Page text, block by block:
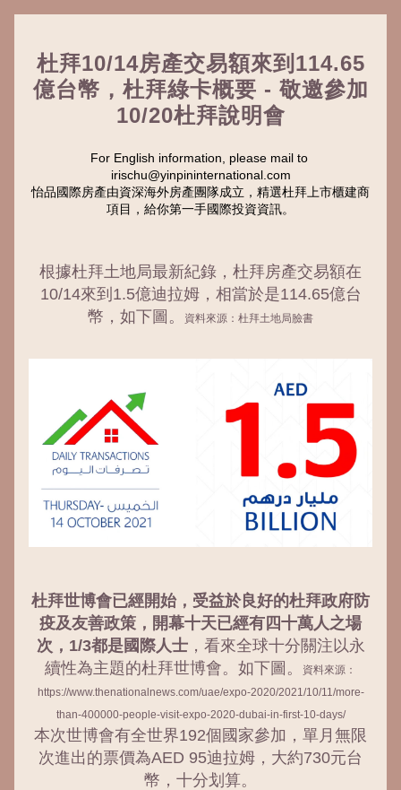
杜拜10/14房產交易額來到114.65
億台幣，杜拜綠卡概要 - 敬邀參加
10/20杜拜說明會
For English information, please mail to
irischu@yinpininternational.com
怡品國際房產由資深海外房產團隊成立，精選杜拜上市櫃建商
項目，給你第一手國際投資資訊。
根據杜拜土地局最新紀錄，杜拜房產交易額在
10/14來到1.5億迪拉姆，相當於是114.65億台
幣，如下圖。
資料來源：杜拜土地局臉書
杜拜世博會已經開始，受益於良好的杜拜政府防
疫及友善政策，開幕十天已經有四十萬人之場
次，1/3都是國際人士，看來全球十分關注以永
續性為主題的杜拜世博會。如下圖。
資料來源：
https://www.thenationalnews.com/uae/expo-2020/2021/10/11/more-
than-400000-people-visit-expo-2020-dubai-in-first-10-days/
本次世博會有全世界192個國家參加，單月無限
次進出的票價為AED 95迪拉姆，大約730元台
幣，十分划算。